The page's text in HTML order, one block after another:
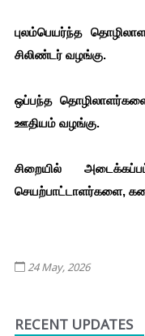
புலம்பெயர்ந்த
சிலிண்டர் வழங்கு.
ஒப்பந்த
ஊதியம் வழங்கு.
சிறையில்
செயற்பாட்டாளர்களை,
24 May, 2026
RECENT UPDATES